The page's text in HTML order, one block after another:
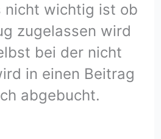
nicht wichtig ist ob
zugelassen wird
bei der nicht
in einen Beitrag
abgebucht.